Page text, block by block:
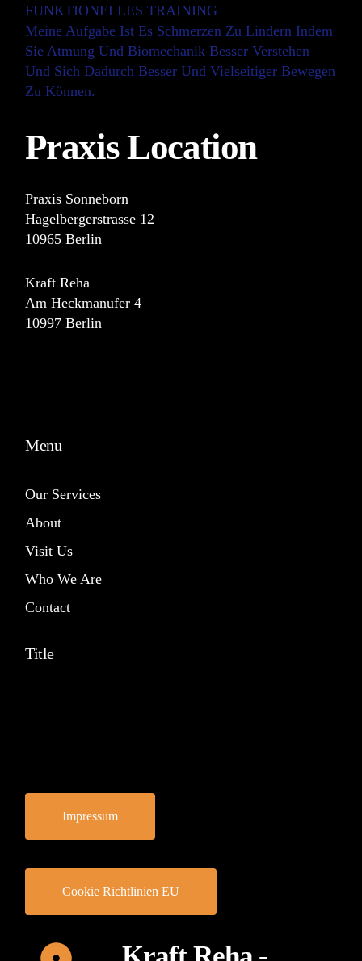
FUNKTIONELLES TRAINING
Meine Aufgabe Ist Es Schmerzen Zu Lindern Indem
Sie Atmung Und Biomechanik Besser Verstehen
Und Sich Dadurch Besser Und Vielseitiger Bewegen
Zu Können.
Praxis Location
Praxis Sonneborn
Hagelbergerstrasse 12
10965 Berlin
Kraft Reha
Am Heckmanufer 4
10997 Berlin
Menu
Our Services
About
Visit Us
Who We Are
Contact
Title
Impressum
Cookie Richtlinien EU